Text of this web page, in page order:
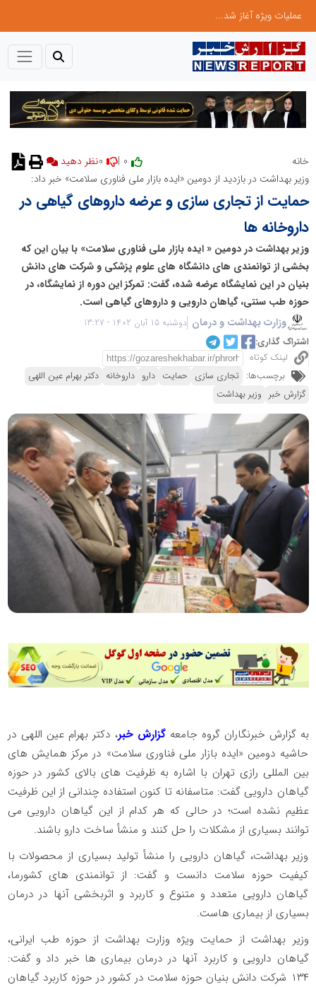
عملیات ویژه آغاز شد...
خانه
نظر دهید
وزیر بهداشت در بازدید از دومین «ایده بازار ملی فناوری سلامت» خبر داد:
حمایت از تجاری سازی و عرضه داروهای گیاهی در
داروخانه ها
وزیر بهداشت در دومین « ایده بازار ملی فناوری سلامت» با بیان این که
بخشی از توانمندی های دانشگاه های علوم پزشکی و شرکت های دانش
بنیان در این نمایشگاه عرضه شده، گفت: تمرکز این دوره از نمایشگاه، در
حوزه طب سنتی، گیاهان دارویی و داروهای گیاهی است.
وزارت بهداشت و درمان دوشنبه 15 آبان 1402 - 13:27
اشتراک گذاری:
لینک کوتاه
برچسب‌ها: تجاری سازی حمایت دارو داروخانه دکتر بهرام عین اللهی
گزارش خبر وزیر بهداشت
به گزارش خبرنگاران گروه جامعهگزارش خبر، دکتر بهرام عین اللهی در
حاشیه دومین «ایده بازار ملی فناوری سلامت» در مرکز همایش های
بین المللی رازی تهران با اشاره به ظرفیت های بالای کشور در حوزه
گیاهان دارویی گفت: متاسفانه تا کنون استفاده چندانی از این ظرفیت
عظیم نشده است؛ در حالی که هر کدام از این گیاهان دارویی می
توانند بسیاری از مشکلات را حل کنند و منشأ ساخت دارو باشند.
وزیر بهداشت، گیاهان دارویی را منشأ تولید بسیاری از محصولات با
کیفیت حوزه سلامت دانست و گفت: از توانمندی های کشورما،
گیاهان دارویی متعدد و متنوع و کاربرد و اثربخشی آنها در درمان
بسیاری از بیماری هاست.
وزیر بهداشت از حمایت ویژه وزارت بهداشت از حوزه طب ایرانی،
گیاهان دارویی و کاربرد آنها در درمان بیماری ها خبر داد و گفت:
۱۳۴ شرکت دانش بنیان حوزه سلامت در کشور در حوزه کاربرد گیاهان